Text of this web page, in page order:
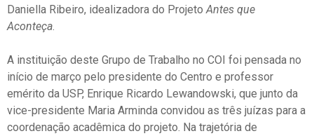
Daniella Ribeiro, idealizadora do Projeto Antes que
Aconteça
A instituição deste Grupo de Trabalho no COI foi pensada no
início de março pelo presidente do Centro e professor
emérito da USP, Enrique Ricardo Lewandowski, que junto da
vice-presidente Maria Arminda convidou as três juízas para a
coordenação acadêmica do projeto. Na trajetória de